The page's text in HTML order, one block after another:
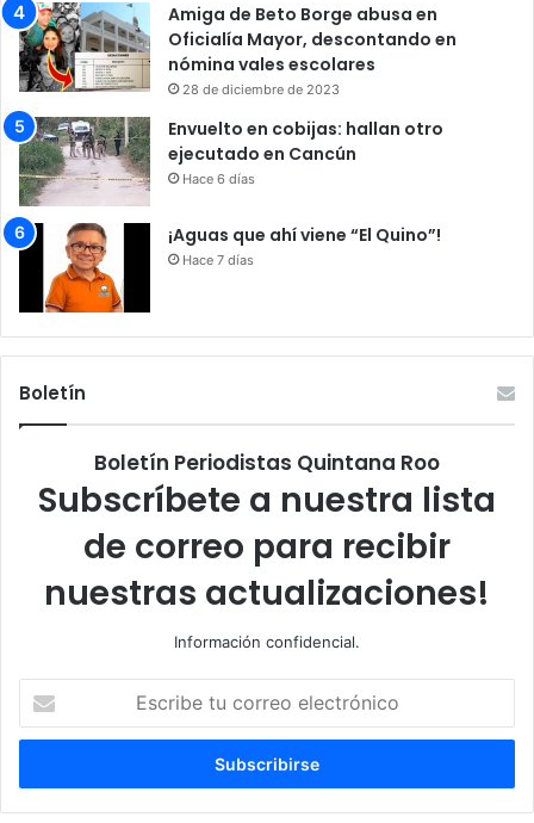
Amiga de Beto Borge abusa en
Oficialía Mayor, descontando en
nómina vales escolares
28 de diciembre de 2023
Envuelto en cobijas: hallan otro
ejecutado en Cancún
Hace 6 días
¡Aguas que ahí viene “El Quino”!
Hace 7 días
Boletín
Boletín Periodistas Quintana Roo
Subscríbete a nuestra lista
de correo para recibir
nuestras actualizaciones!
Información confidencial.
correo